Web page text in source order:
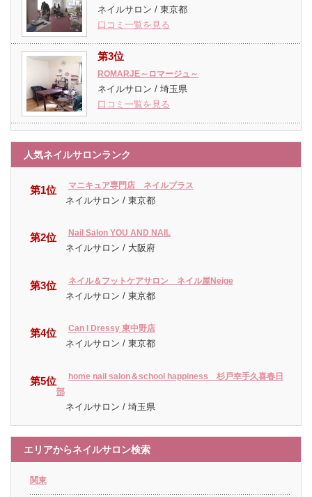
ネイルサロン / 東京都
口コミ一覧を見る
第3位
ROMARJE～ロマージュ～
ネイルサロン / 埼玉県
口コミ一覧を見る
人気ネイルサロンランク
第1位 マニキュア専門店 ネイルプラス
ネイルサロン / 東京都
第2位 Nail Salon YOU AND NAIL
ネイルサロン / 大阪府
第3位 ネイル＆フットケアサロン ネイル屋Neige
ネイルサロン / 東京都
第4位 Can I Dressy 東中野店
ネイルサロン / 東京都
第5位
home nail salon＆school happiness 杉戸幸手久喜春日
部
ネイルサロン / 埼玉県
エリアからネイルサロン検索
関東